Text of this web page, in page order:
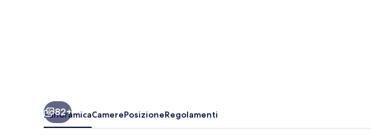
82+
PanoramicaCamerePosizioneRegolamenti